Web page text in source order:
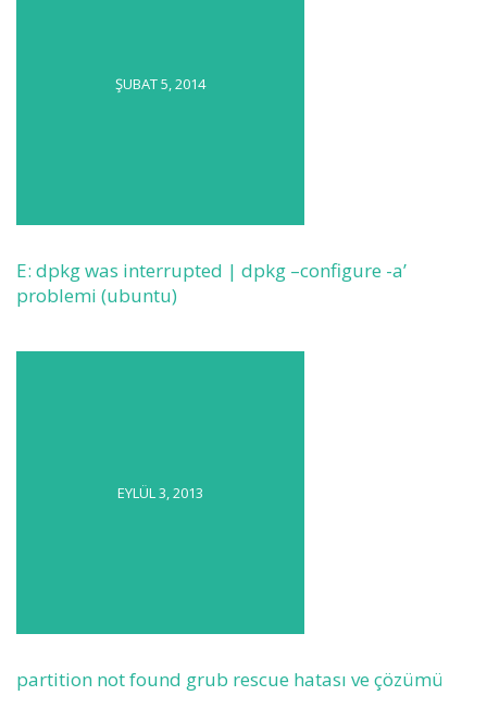
ŞUBAT 5, 2014
E: dpkg was interrupted | dpkg –configure -a’
problemi (ubuntu)
EYLÜL 3, 2013
partition not found grub rescue hatası ve çözümü